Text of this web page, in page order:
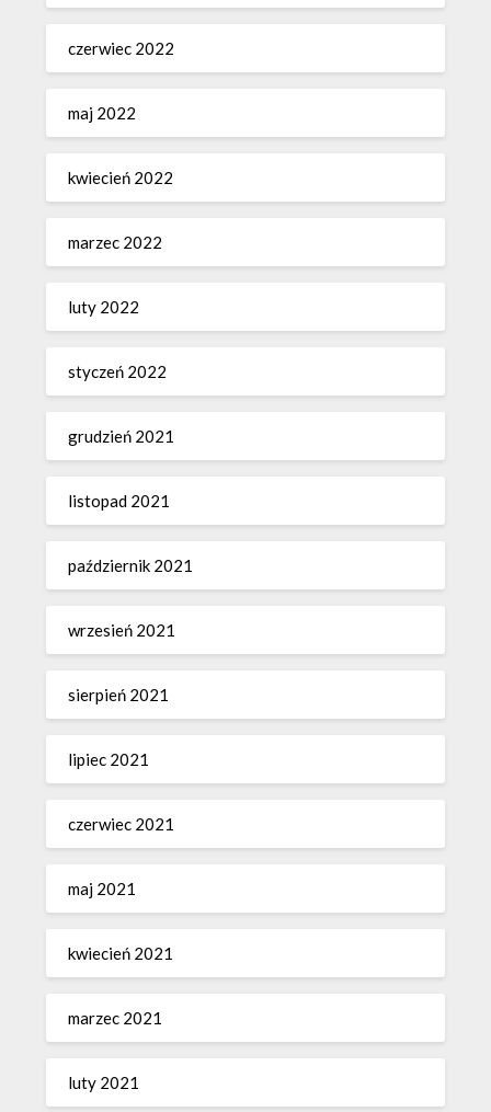
czerwiec 2022
maj 2022
kwiecień 2022
marzec 2022
luty 2022
styczeń 2022
grudzień 2021
listopad 2021
październik 2021
wrzesień 2021
sierpień 2021
lipiec 2021
czerwiec 2021
maj 2021
kwiecień 2021
marzec 2021
luty 2021